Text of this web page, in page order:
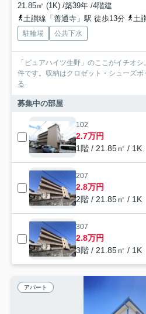
21.85㎡ (1K) /築39年 /4階建
土讃線「善通寺」駅 徒歩13分
土
駐輪場 公共下水
「ピュアハイツ生野」のここがイチオ
件です。収納はクロゼット・シューズ
る
募集中の部屋
102
2.7万円
1階 / 21.85㎡ / 1K
207
2.8万円
2階 / 21.85㎡ / 1K
307
2.8万円
3階 / 21.85㎡ / 1K
アパート